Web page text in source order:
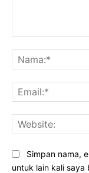
Simpan nama,
untuk lain kali saya